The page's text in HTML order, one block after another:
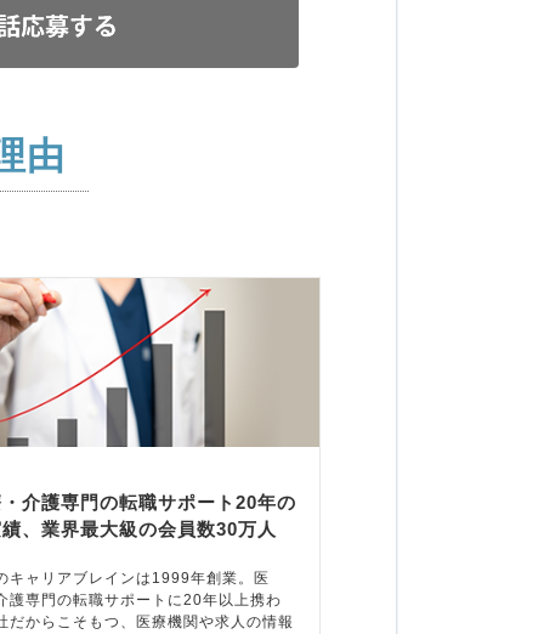
由
介護専門の転職サポート20年の
、業界最大級の会員数30万人
キャリアブレインは1999年創業。医
護専門の転職サポートに20年以上携わ
だからこそもつ、医療機関や求人の情報